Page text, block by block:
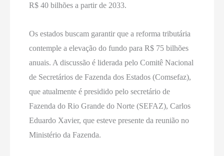
R$ 40 bilhões a partir de 2033.
Os estados buscam garantir que a reforma tributária
contemple a elevação do fundo para R$ 75 bilhões
anuais. A discussão é liderada pelo Comitê Nacional
de Secretários de Fazenda dos Estados (Comsefaz),
que atualmente é presidido pelo secretário de
Fazenda do Rio Grande do Norte (SEFAZ), Carlos
Eduardo Xavier, que esteve presente da reunião no
Ministério da Fazenda.